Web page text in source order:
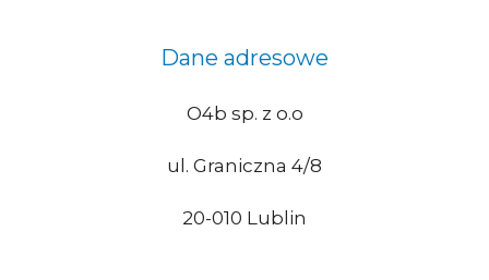
Dane adresowe
O4b sp. z o.o
ul. Graniczna 4/8
20-010 Lublin